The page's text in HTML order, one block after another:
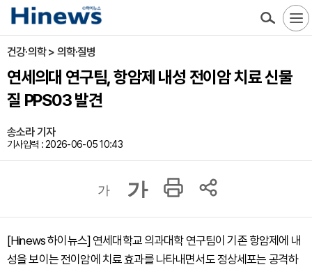
건강·의학 > 의학·질병
연세의대 연구팀, 항암제 내성 전이암 치료 신물
질 PPS03 발견
송소라 기자
기사입력 : 2026-06-05 10:43
가 가
[Hinews 하이뉴스] 연세대학교 의과대학 연구팀이 기존 항암제에 내
성을 보이는 전이암에 치료 효과를 나타내면서도 정상세포는 공격하